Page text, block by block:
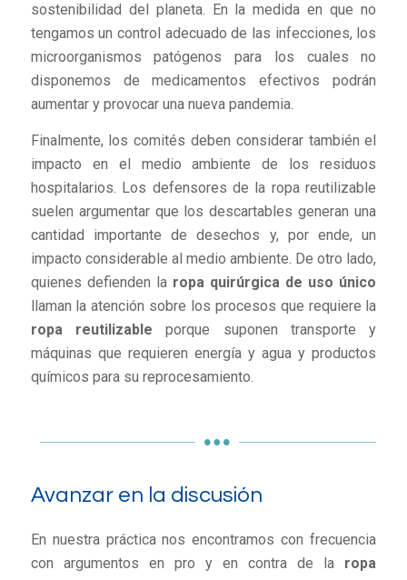
sostenibilidad del planeta. En la medida en que no
tengamos un control adecuado de las infecciones, los
microorganismos patógenos para los cuales no
disponemos de medicamentos efectivos podrán
aumentar y provocar una nueva pandemia.
Finalmente, los comités deben considerar también el
impacto en el medio ambiente de los residuos
hospitalarios. Los defensores de la ropa reutilizable
suelen argumentar que los descartables generan una
cantidad importante de desechos y, por ende, un
impacto considerable al medio ambiente. De otro lado,
quienes defienden la ropa quirúrgica de uso único
llaman la atención sobre los procesos que requiere la
ropa reutilizable porque suponen transporte y
máquinas que requieren energía y agua y productos
químicos para su reprocesamiento.
Avanzar en la discusión
En nuestra práctica nos encontramos con frecuencia
con argumentos en pro y en contra de la ropa